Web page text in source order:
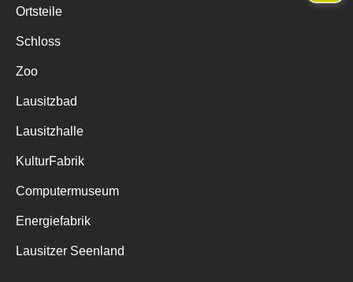
Ortsteile
Schloss
Zoo
Lausitzbad
Lausitzhalle
KulturFabrik
Computermuseum
Energiefabrik
Lausitzer Seenland